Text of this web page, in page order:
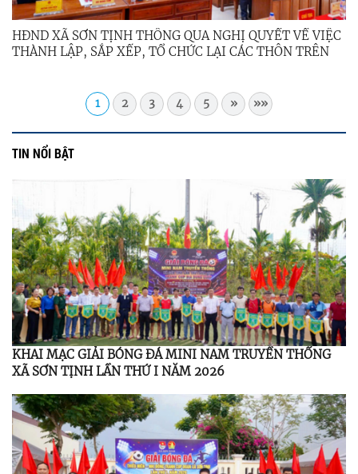
HĐND XÃ SƠN TỊNH THÔNG QUA NGHỊ QUYẾT VỀ VIỆC
THÀNH LẬP, SẮP XẾP, TỔ CHỨC LẠI CÁC THÔN TRÊN
1 2 3 4 5 » »»
TIN NỔI BẬT
KHAI MẠC GIẢI BÓNG ĐÁ MINI NAM TRUYỀN THỐNG
XÃ SƠN TỊNH LẦN THỨ I NĂM 2026